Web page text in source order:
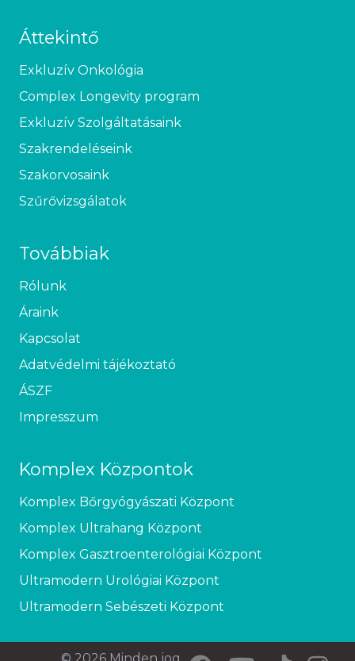
Áttekintő
Exkluzív Onkológia
Complex Longevity program
Exkluzív Szolgáltatásaink
Szakrendeléseink
Szakorvosaink
Szűrővizsgálatok
Továbbiak
Rólunk
Áraink
Kapcsolat
Adatvédelmi tájékoztató
ÁSZF
Impresszum
Komplex Központok
Komplex Bőrgyógyászati Központ
Komplex Ultrahang Központ
Komplex Gasztroenterológiai Központ
Ultramodern Urológiai Központ
Ultramodern Sebészeti Központ